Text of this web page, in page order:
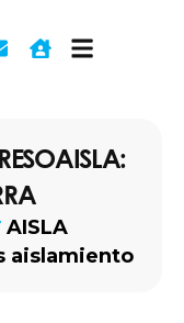
AISLA
aislamiento